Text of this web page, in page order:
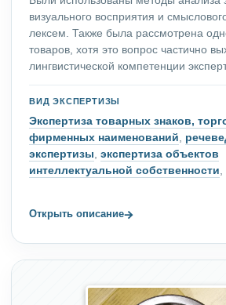
визуального восприятия и
лексем. Также была рассмотрена
товаров, хотя это вопрос частично
лингвистической компетенции
ВИД ЭКСПЕРТИЗЫ
Экспертиза товарных знаков,
фирменных наименований,
экспертизы, экспертиза объектов
интеллектуальной собственности,
Открыть описание→